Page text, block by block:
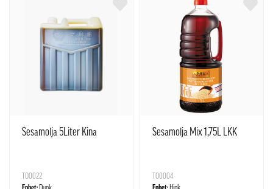
Sesamolja 5Liter Kina
TO0022
Sesamolja Mix 1,75L LKK
TO0004